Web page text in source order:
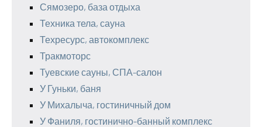
Сямозеро, база отдыха
Техника тела, сауна
Техресурс, автокомплекс
Тракмоторс
Туевские сауны, СПА-салон
У Гуньки, баня
У Михалыча, гостиничный дом
У Фаниля, гостинично-банный комплекс